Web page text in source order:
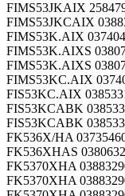
FIMS53JKAIX
FIMS53JKCAIX
FIMS53K.AIX
FIMS53K.AIXS
FIMS53K.AIXS
FIMS53KC.AIX
FIS53KC.AIX
FIS53KCABK
FIS53KCABK
FK536X/HA
FK536XHAS
FK5370XHA
FK5370XHA